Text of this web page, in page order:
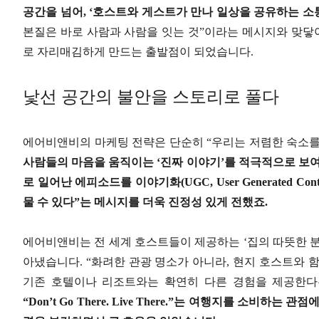
공간을 넘어, ‘호스트와 게스트가 만나 일상을 공유하는
본질은 바로 사람과 사람을 잇는 것”이라는 메시지와 맞
로 자리매김하게 만드는 출발점이 되었습니다.
낯선 공간의 불안을 스토리로 풀다
에어비앤비의 마케팅 전략은 단순히 “우리는 저렴한 숙소
사람들의 마음을 움직이는 ‘진짜 이야기’를 적극적으로
로 일어난 에피소드를 이야기화(UGC, User Generated
물 수 있다”는 메시지를 더욱 진정성 있게 전했죠.
에어비앤비는 전 세계 호스트들이 제공하는 ‘집의 따뜻한
아냈습니다. “화려한 관광 명소가 아니라, 현지 호스트와
기존 호텔이나 리조트와는 확연히 다른 경험을 제공한
“Don’t Go There. Live There.”는 여행지를 소비하는 관